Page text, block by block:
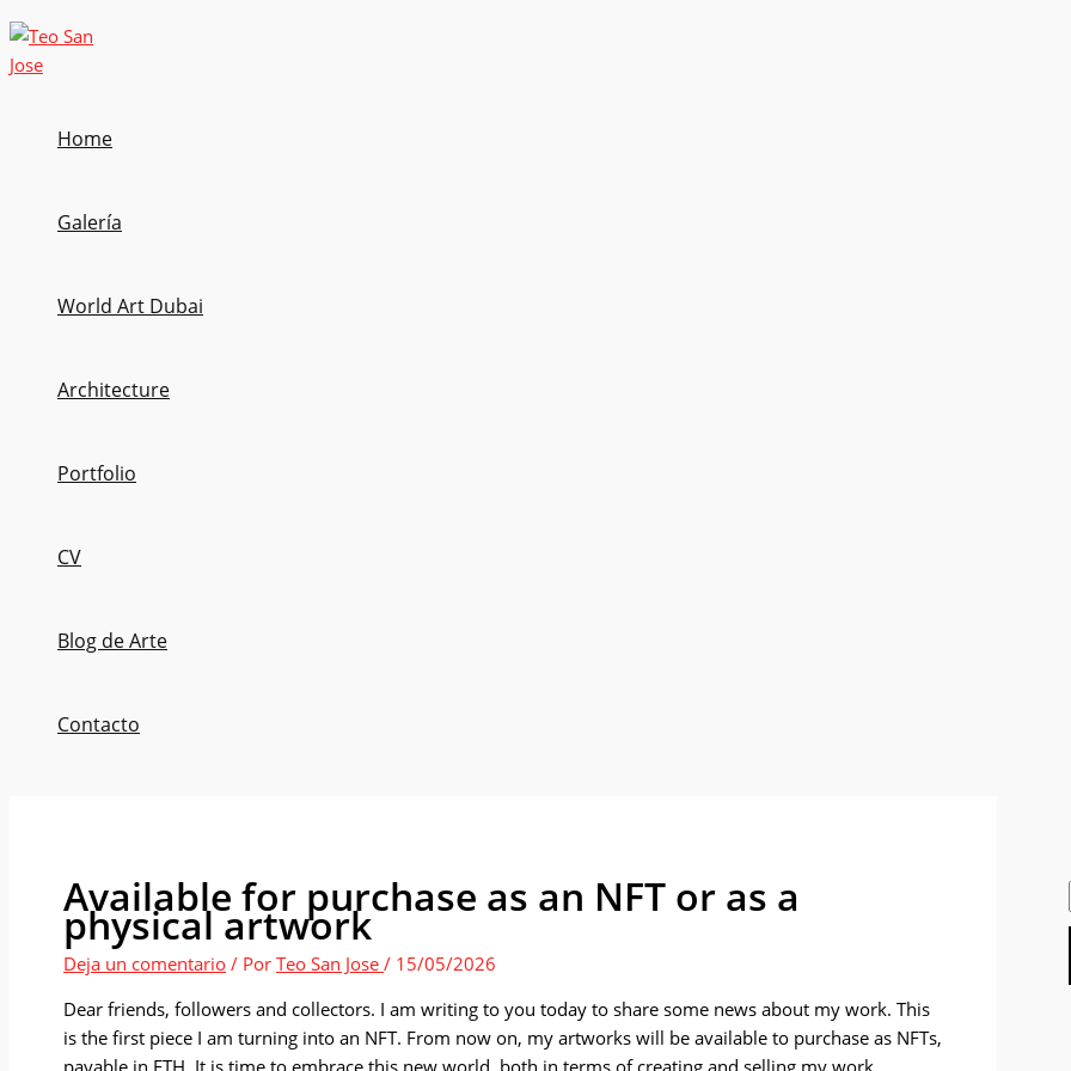
Ir
contenido
Home
Galería
World Art Dubai
Architecture
Portfolio
CV
Blog de Arte
Contacto
Available for purchase as an NFT or as a
physical artwork
Deja un comentario / Por Teo San Jose / 15/05/2026
Dear friends, followers and collectors. I am writing to you today to share some news about my work. This
is the first piece I am turning into an NFT. From now on, my artworks will be available to purchase as NFTs,
payable in ETH. It is time to embrace this new world, both in terms of creating and selling my work.